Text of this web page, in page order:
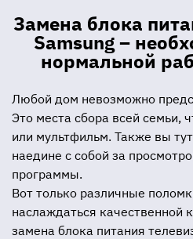
Замена блока
Samsung –
нормальной
Любой дом невозможно
Это места сбора всей семьи,
или мультфильм. Также вы
наедине с собой за
программы.
Вот только различные
наслаждаться качественной
замена блока питания